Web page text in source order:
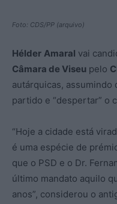
Foto: CDS/PP (arquivo)
Hélder Amaral vai
Câmara de Viseu pelo
autárquicas,
partido e “despertar” o
“Hoje a cidade está
é uma espécie de
que o PSD e o Dr.
último mandato aquilo
anos”, considerou o